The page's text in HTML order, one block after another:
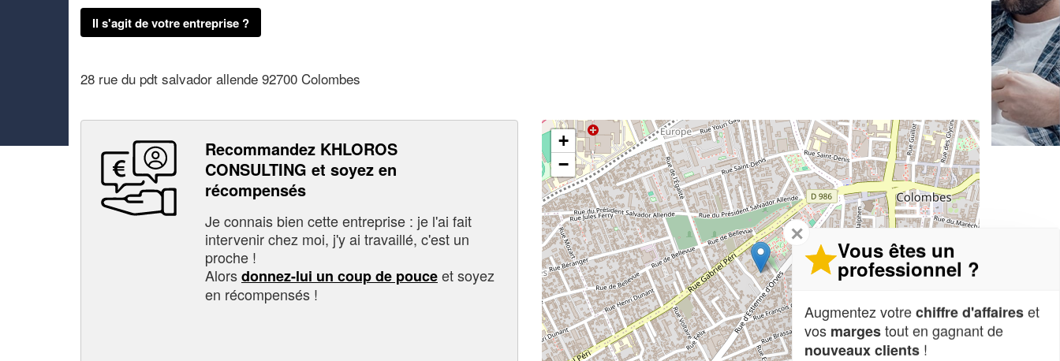
Il s'agit de votre entreprise ?
28 rue du pdt salvador allende 92700 Colombes
Recommandez KHLOROS
CONSULTING et soyez en
récompensés
Je connais bien cette entreprise : je l'ai fait
intervenir chez moi, j'y ai travaillé, c'est un
proche !
Alorsdonnez-lui un coup de pouceet soyez
en récompensés !
+
−
✕
Vous êtes un
professionnel ?
Augmentez votrechiffre d'affaireset
vos margestout en gagnant de
nouveaux clients !